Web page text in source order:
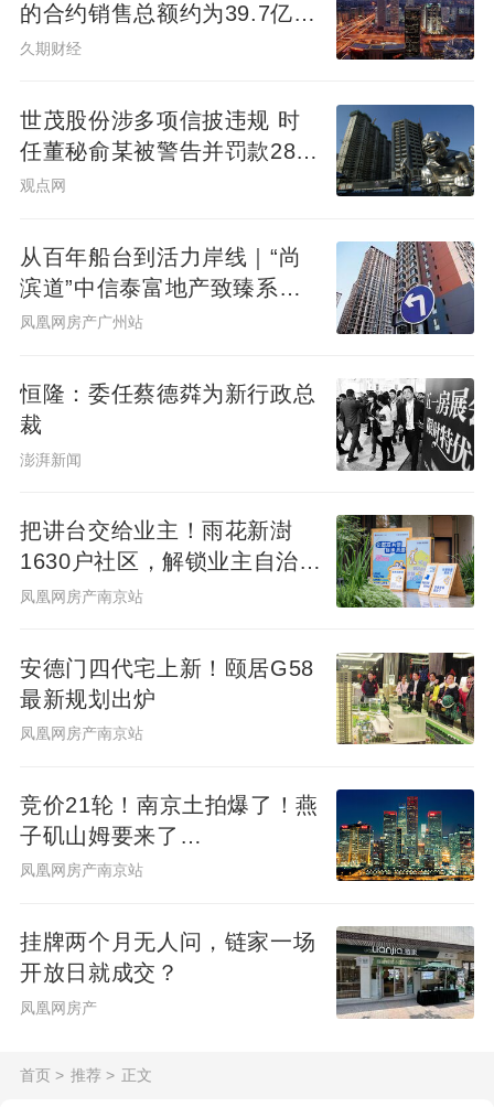
的合约销售总额约为39.7亿元
同比减少7.78%
久期财经
世茂股份涉多项信披违规 时
任董秘俞某被警告并罚款280
万元
观点网
从百年船台到活力岸线｜“尚
滨道”中信泰富地产致臻系首
秀广州&广州滨江天地商业愿
凤凰网房产广州站
恒隆：委任蔡德粦为新行政总
裁
澎湃新闻
把讲台交给业主！雨花新澍
1630户社区，解锁业主自治社
群新样本
凤凰网房产南京站
安德门四代宅上新！颐居G58
最新规划出炉
凤凰网房产南京站
竞价21轮！南京土拍爆了！燕
子矶山姆要来了…
凤凰网房产南京站
挂牌两个月无人问，链家一场
开放日就成交？
凤凰网房产
首页 > 推荐 > 正文